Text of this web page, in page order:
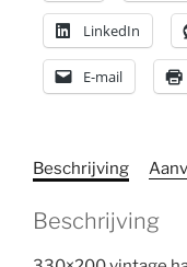
LinkedIn
E-mail
Beschrijving
Beschrijving